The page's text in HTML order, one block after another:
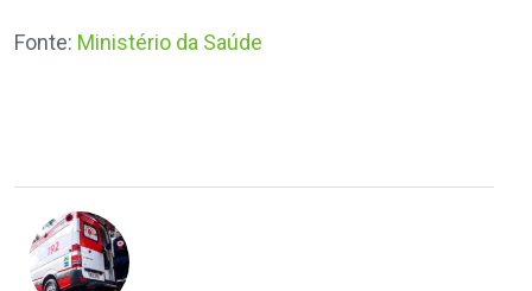
Fonte: Ministério da Saúde